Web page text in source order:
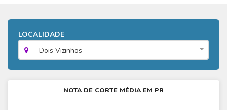
Enem – Cartilha redação
Hora do Enem – O que é
Enem – Gabarito oficial
SISU – Universidades participantes
SISU - Simulador
Prouni – Lista de espera
Prouni - Universidades participantes
Prouni – Simulador
Fies – Como fazer a inscrição
Fies e Prouni – Diferença
Fies - Simulador
ENARE
LOCALIDADE
Dois Vizinhos
NOTA DE CORTE MÉDIA EM PR